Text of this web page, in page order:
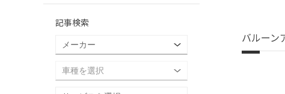
バルーン
記事検索